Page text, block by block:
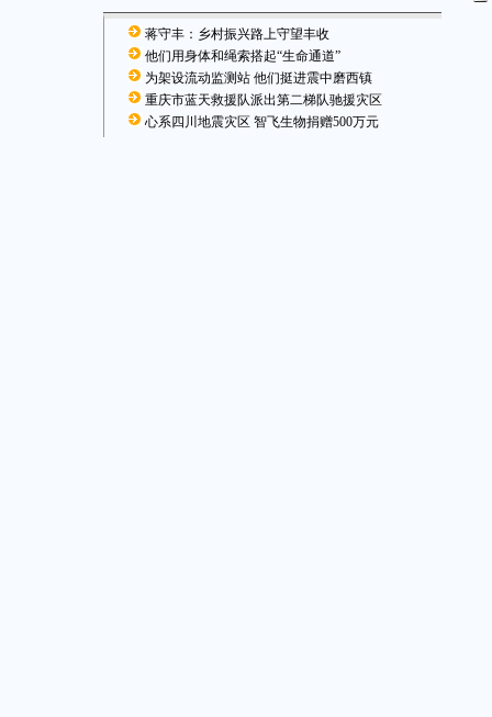
蒋守丰：乡村振兴路上守望丰收
他们用身体和绳索搭起“生命通道”
为架设流动监测站 他们挺进震中磨西镇
重庆市蓝天救援队派出第二梯队驰援灾区
心系四川地震灾区 智飞生物捐赠500万元